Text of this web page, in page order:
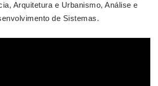
Arquitetura e Urbanismo, Análise e
de Sistemas.